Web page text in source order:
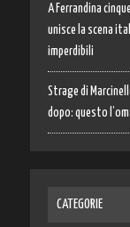
A Ferrandina
unisce la scena
imperdibili
Strage di
dopo: questo
CATEGORIE